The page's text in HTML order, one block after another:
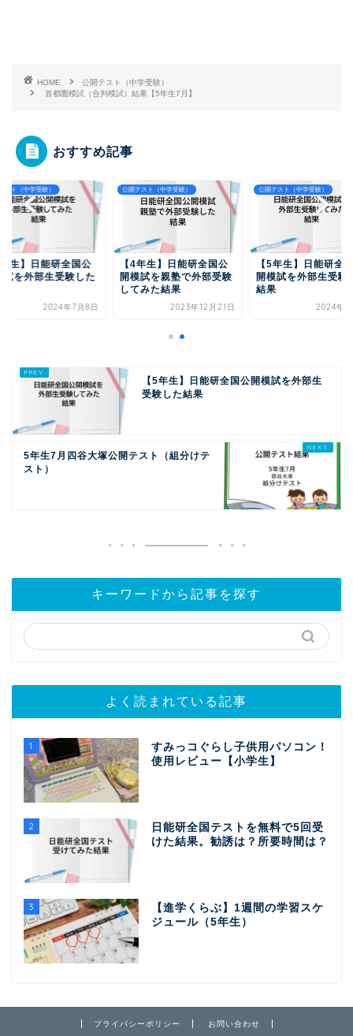
HOME
公開テスト（中学受験）
首都圏模試（合判模試）結果【5年生7月】
おすすめ記事
スト（中学受験）
生】日能研全国公
試を外部生受験した
2024年7月8日
公開テスト（中学受験）
【4年生】日能研全国公
開模試を親塾で外部受験
してみた結果
2023年12月21日
公開テスト（中学受験）
【5年生】日能研全
開模試を外部生受験
結果
2024年7
【5年生】日能研全国公開模試を外部生
受験した結果
5年生7月四谷大塚公開テスト（組分けテ
スト）
キーワードから記事を探す
よく読まれている記事
1
すみっコぐらし子供用パソコン！
使用レビュー【小学生】
2
日能研全国テストを無料で5回受
けた結果。勧誘は？所要時間は？
3
【進学くらぶ】1週間の学習スケ
ジュール（5年生）
プライバシーポリシー お問い合わせ